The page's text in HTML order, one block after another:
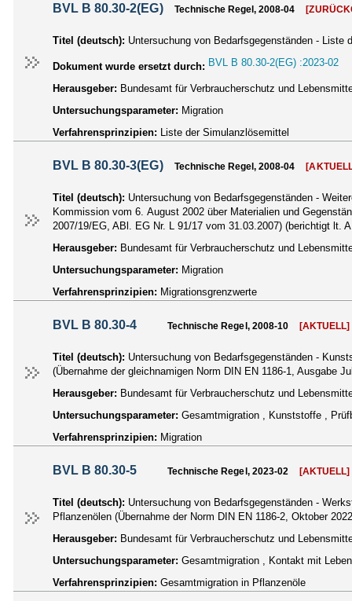
BVL B 80.30-2(EG) Technische Regel, 2008-04
Titel (deutsch): Untersuchung von Bedarfsgegenständen - Liste
Dokument wurde ersetzt durch: BVL B 80.30-2(EG) :2023-02
Herausgeber: Bundesamt für Verbraucherschutz und
Untersuchungsparameter: Migration
Verfahrensprinzipien:
Liste der Simulanzlösemittel
BVL B 80.30-3(EG) Technische Regel, 2008-04
Titel (deutsch): Untersuchung von Bedarfsgegenständen -
Kommission vom 6. August 2002 über Materialien und
2007/19/EG, ABl. EG Nr. L 91/17 vom 31.03.2007) (berichtigt lt.
Herausgeber: Bundesamt für Verbraucherschutz und
Untersuchungsparameter: Migration
Verfahrensprinzipien: Migrationsgrenzwerte
BVL B 80.30-4 Technische Regel, 2008-10 [AKTUELL]
Titel (deutsch): Untersuchung von Bedarfsgegenständen -
(Übernahme der gleichnamigen Norm DIN EN 1186-1, Ausgabe
Herausgeber: Bundesamt für Verbraucherschutz und
Untersuchungsparameter: Gesamtmigration , Kunststoffe ,
Verfahrensprinzipien: Migration
BVL B 80.30-5 Technische Regel, 2023-02 [AKTUELL]
Titel (deutsch): Untersuchung von Bedarfsgegenständen -
Pflanzenölen (Übernahme der Norm DIN EN 1186-2, Oktober
Herausgeber: Bundesamt für Verbraucherschutz und
Untersuchungsparameter: Gesamtmigration , Kontakt mit
Verfahrensprinzipien: Gesamtmigration in Pflanzenöle